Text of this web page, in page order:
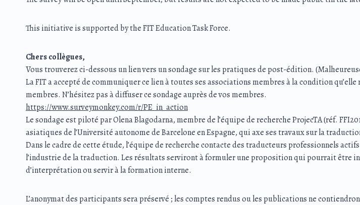
This initiative is supported by the FIT Education Task Force.
Chers collègues,
Vous trouverez ci-dessous un lien vers un sondage sur les pratiques de post-édition.
La FIT a accepté de communiquer ce lien à toutes ses associations membres à la condition
membres. N’hésitez pas à diffuser ce sondage auprès de vos membres.
https://www.surveymonkey.com/r/PE_in_action
Le sondage est piloté par Olena Blagodarna, membre de l’équipe de recherche ProjecTA (réf.
asiatiques de l’Université autonome de Barcelone en Espagne, qui axe ses travaux sur la
Dans le cadre de cette étude, l’équipe de recherche contacte des traducteurs professionnels
l’industrie de la traduction. Les résultats serviront à formuler une proposition qui pourrait être
d’interprétation ou servir à la formation interne.
L’anonymat des participants sera préservé ; les comptes rendus ou les publications ne